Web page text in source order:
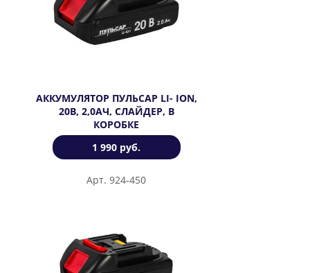
АККУМУЛЯТОР ПУЛЬСАР LI- ION,
20В, 2,0АЧ, СЛАЙДЕР, В
КОРОБКЕ
1 990 руб.
Арт. 924-450